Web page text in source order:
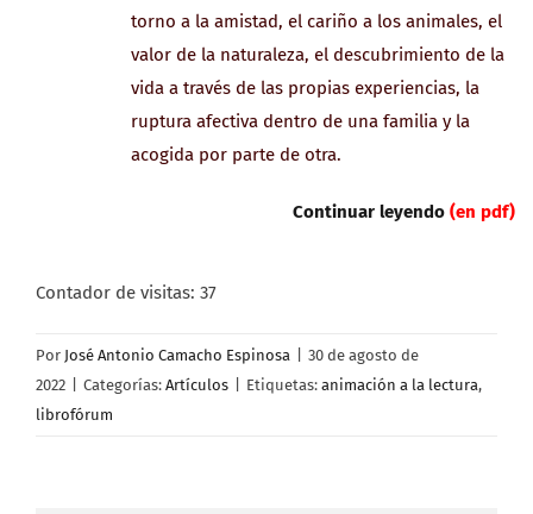
torno a la amistad, el cariño a los animales, el
valor de la naturaleza, el descubrimiento de la
vida a través de las propias experiencias, la
ruptura afectiva dentro de una familia y la
acogida por parte de otra.
Continuar leyendo (en pdf)
Contador de visitas: 37
Por José Antonio Camacho Espinosa
30 de agosto de
2022
Categorías: Artículos Etiquetas: animación a la lectura,
librofórum